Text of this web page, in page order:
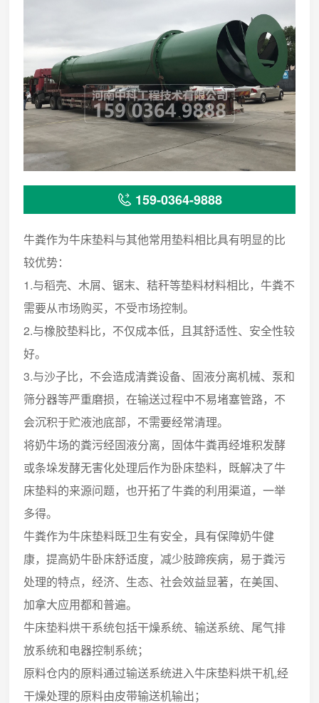
159-0364-9888
牛粪作为牛床垫料与其他常用垫料相比具有明显的比
较优势：
1.与稻壳、木屑、锯末、秸秆等垫料材料相比，牛粪不
需要从市场购买，不受市场控制。
2.与橡胶垫料比，不仅成本低，且其舒适性、安全性较
好。
3.与沙子比，不会造成清粪设备、固液分离机械、泵和
筛分器等严重磨损，在输送过程中不易堵塞管路，不
会沉积于贮液池底部，不需要经常清理。
将奶牛场的粪污经固液分离，固体牛粪再经堆积发酵
或条垛发酵无害化处理后作为卧床垫料，既解决了牛
床垫料的来源问题，也开拓了牛粪的利用渠道，一举
多得。
牛粪作为牛床垫料既卫生有安全，具有保障奶牛健
康，提高奶牛卧床舒适度，减少肢蹄疾病，易于粪污
处理的特点，经济、生态、社会效益显著，在美国、
加拿大应用都和普遍。
牛床垫料烘干系统包括干燥系统、输送系统、尾气排
放系统和电器控制系统；
原料仓内的原料通过输送系统进入牛床垫料烘干机,经
干燥处理的原料由皮带输送机输出；